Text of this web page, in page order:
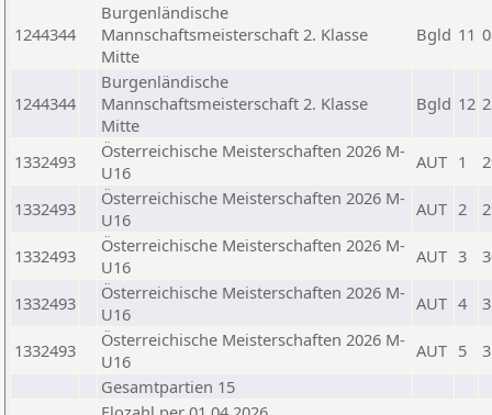
1244344
Burgenländische
Mannschaftsmeisterschaft 2. Klasse
Mitte
Bgld 11
1244344
Burgenländische
Mannschaftsmeisterschaft 2. Klasse
Mitte
Bgld 12
1332493
Österreichische Meisterschaften 2026 M-
U16
AUT 1
1332493
Österreichische Meisterschaften 2026 M-
U16
AUT 2
1332493
Österreichische Meisterschaften 2026 M-
U16
AUT 3
1332493
Österreichische Meisterschaften 2026 M-
U16
AUT 4
1332493
Österreichische Meisterschaften 2026 M-
U16
AUT 5
Gesamtpartien 15